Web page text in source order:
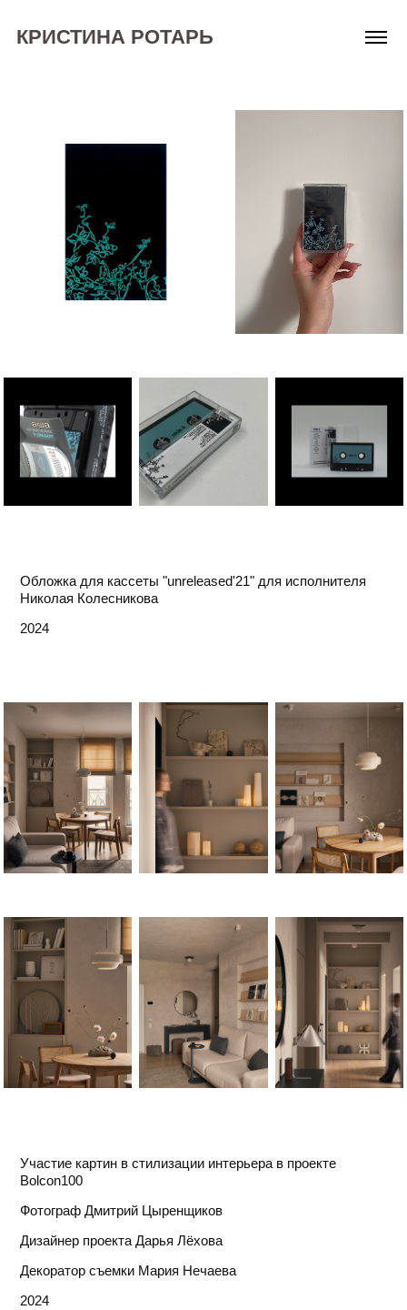
КРИСТИНА РОТАРЬ
Обложка для кассеты "unreleased'21" для исполнителя
Николая Колесникова
2024
Участие картин в стилизации интерьера в проекте
Bolcon100
Фотограф Дмитрий Цыренщиков
Дизайнер проекта Дарья Лёхова
Декоратор съемки Мария Нечаева
2024